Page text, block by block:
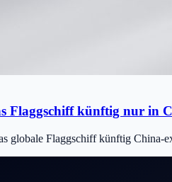
Flaggschiff künftig nur in
globale Flaggschiff künftig China-